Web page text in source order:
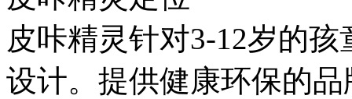
皮咔精灵针对3-12岁的
设计。提供健康环保的